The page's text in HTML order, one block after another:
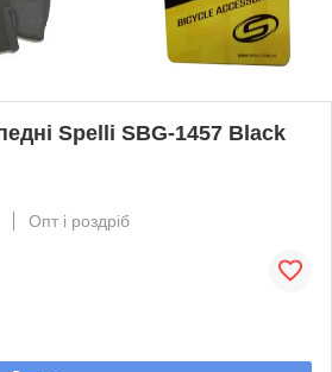
Spelli SBG-1457 Black
Опт і роздріб